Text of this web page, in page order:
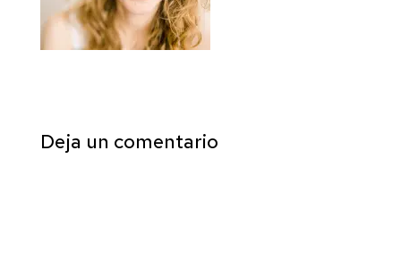
Deja un comentario